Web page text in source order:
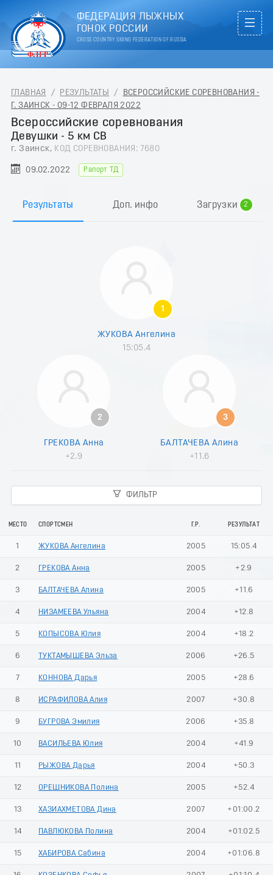
ФЕДЕРАЦИЯ ЛЫЖНЫХ
ГОНОК РОССИИ
CROSS COUNTRY SKIING FEDERATION OF RUSSIA
ГЛАВНАЯ / РЕЗУЛЬТАТЫ /
ВСЕРОССИЙСКИЕ СОРЕВНОВАНИЯ -
Г. ЗАИНСК - 09-12 ФЕВРАЛЯ 2022
Всероссийские соревнования
Девушки - 5 км СВ
г. Заинск, КОД СОРЕВНОВАНИЯ: 7680
09.02.2022 Рапорт ТД
Результаты Доп. инфо Загрузки
2
5
8
1
ЖУКОВА Ангелина
15:05.4
2
ГРЕКОВА Анна
+2.9
3
БАЛТАЧЕВА Алина
+11.6
ФИЛЬТР
МЕСТО СПОРТСМЕН Г.Р. РЕЗУЛЬТАТ
1 ЖУКОВА Ангелина 2005 15:05.4
2 ГРЕКОВА Анна 2005 +2.9
3 БАЛТАЧЕВА Алина 2005 +11.6
4 НИЗАМЕЕВА Ульяна 2004 +12.8
5 КОПЫСОВА Юлия 2004 +18.2
6 ТУКТАМЫШЕВА Эльза 2006 +26.5
7 КОННОВА Дарья 2005 +28.6
8 ИСРАФИЛОВА Алия 2007 +30.8
9 БУГРОВА Эмилия 2006 +35.8
10 ВАСИЛЬЕВА Юлия 2004 +41.9
11 РЫЖОВА Дарья 2004 +50.3
12 ОРЕШНИКОВА Полина 2005 +52.4
13 ХАЗИАХМЕТОВА Дина 2007 +01:00.2
14 ПАВЛЮКОВА Полина 2004 +01:02.5
15 ХАБИРОВА Сабина 2004 +01:06.8